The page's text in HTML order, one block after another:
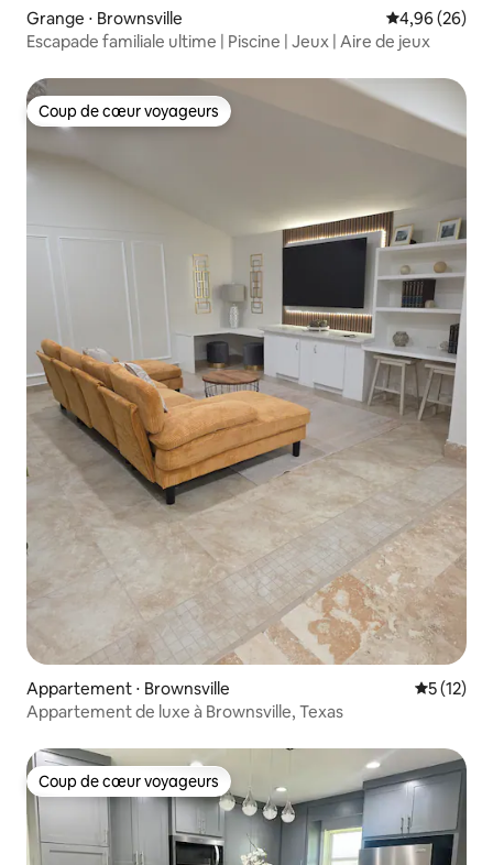
Grange ⋅ Brownsville Évaluation
4,96 (26)
Escapade familiale ultime | Piscine | Jeux | Aire de jeux
Coup de cœur voyageurs
Coup de cœur voyageurs
Appartement ⋅ Brownsville
5 (12)
Appartement de luxe à Brownsville, Texas
Coup de cœur voyageurs
Coup de cœur voyageurs